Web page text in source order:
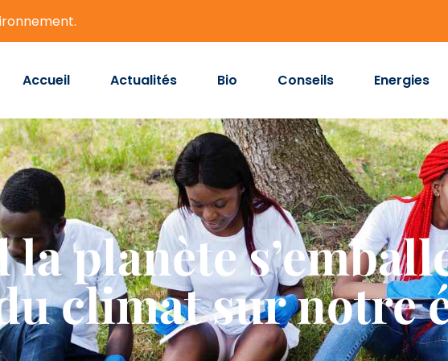
Accueil Actualités Bio Conseils Energies
planète
climat sur notre